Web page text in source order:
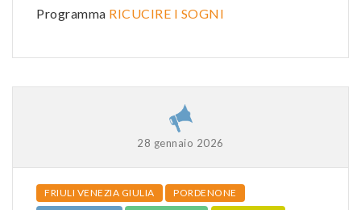
Programma RICUCIRE I SOGNI
28 gennaio 2026
FRIULI VENEZIA GIULIA
PORDENONE